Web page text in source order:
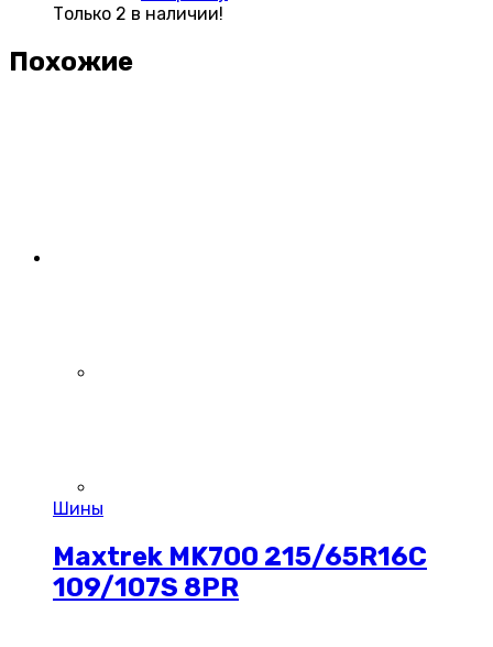
Только 2 в наличии!
Похожие
Шины
Maxtrek MK700 215/65R16C
109/107S 8PR